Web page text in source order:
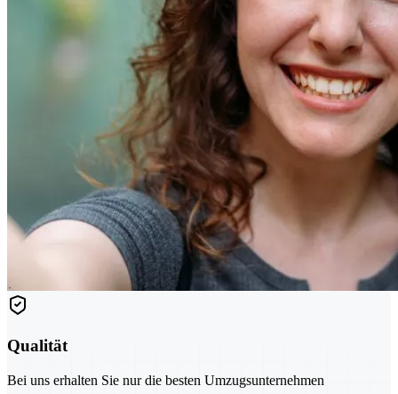
Qualität
Bei uns erhalten Sie nur die besten Umzugsunternehmen